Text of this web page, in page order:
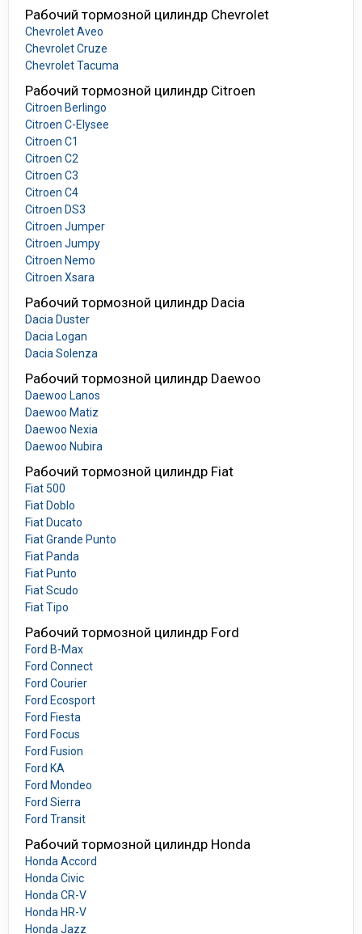
Рабочий тормозной цилиндр Chevrolet
Chevrolet Aveo
Chevrolet Cruze
Chevrolet Tacuma
Рабочий тормозной цилиндр Citroen
Citroen Berlingo
Citroen C-Elysee
Citroen C1
Citroen C2
Citroen C3
Citroen C4
Citroen DS3
Citroen Jumper
Citroen Jumpy
Citroen Nemo
Citroen Xsara
Рабочий тормозной цилиндр Dacia
Dacia Duster
Dacia Logan
Dacia Solenza
Рабочий тормозной цилиндр Daewoo
Daewoo Lanos
Daewoo Matiz
Daewoo Nexia
Daewoo Nubira
Рабочий тормозной цилиндр Fiat
Fiat 500
Fiat Doblo
Fiat Ducato
Fiat Grande Punto
Fiat Panda
Fiat Punto
Fiat Scudo
Fiat Tipo
Рабочий тормозной цилиндр Ford
Ford B-Max
Ford Connect
Ford Courier
Ford Ecosport
Ford Fiesta
Ford Focus
Ford Fusion
Ford KA
Ford Mondeo
Ford Sierra
Ford Transit
Рабочий тормозной цилиндр Honda
Honda Accord
Honda Civic
Honda CR-V
Honda HR-V
Honda Jazz